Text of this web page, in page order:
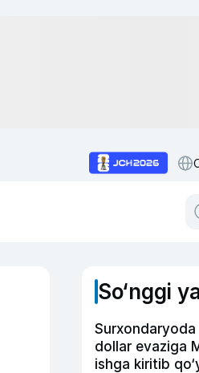
So‘nggi
dollar evaziga
ishga kiritib